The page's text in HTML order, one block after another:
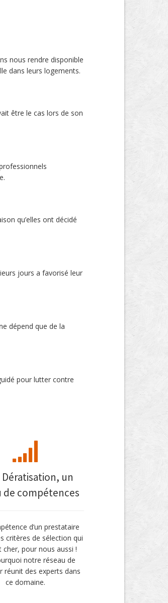
nous rendre disponible
dans leurs logements.
être le cas lors de son
qu’elles ont décidé
jours a favorisé leur
dépend que de la
pour lutter contre
Dératisation, un
de compétences
d’un prestataire
critères de sélection qui
cher, pour nous aussi !
notre réseau de
réunit des experts dans
ce domaine.